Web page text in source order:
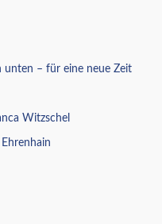
unten – für eine neue Zeit
Witzschel